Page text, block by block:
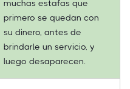
muchas estafas que
primero se quedan con
su dinero, antes de
brindarle un servicio, y
luego desaparecen.